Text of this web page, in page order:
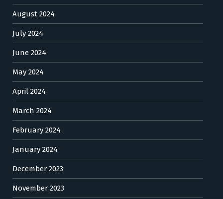
August 2024
July 2024
June 2024
May 2024
April 2024
March 2024
February 2024
January 2024
December 2023
November 2023